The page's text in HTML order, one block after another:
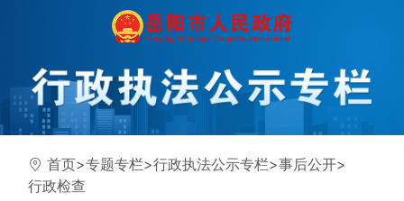
首页>专题专栏>行政执法公示专栏>事后公开>
行政检查